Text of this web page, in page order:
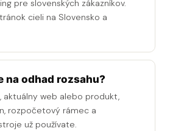
pre slovenských zákazníkov.
cieli na Slovensko a
na odhad rozsahu?
aktuálny web alebo produkt,
rozpočetový rámec a
už používate.